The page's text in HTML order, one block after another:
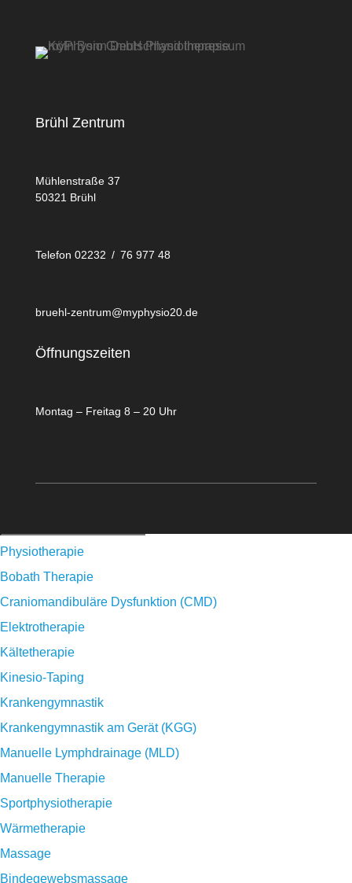
Brühl Zentrum
Mühlenstraße 37
50321 Brühl
Telefon 02232 / 76 977 48
bruehl-zentrum@myphysio20.de
Öffnungszeiten
Montag – Freitag 8 – 20 Uhr
Physiotherapie
Bobath Therapie
Craniomandibuläre Dysfunktion (CMD)
Elektrotherapie
Kältetherapie
Kinesio-Taping
Krankengymnastik
Krankengymnastik am Gerät (KGG)
Manuelle Lymphdrainage (MLD)
Manuelle Therapie
Sportphysiotherapie
Wärmetherapie
Massage
Bindegewebsmassage